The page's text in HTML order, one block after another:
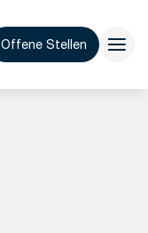
Offene Stellen